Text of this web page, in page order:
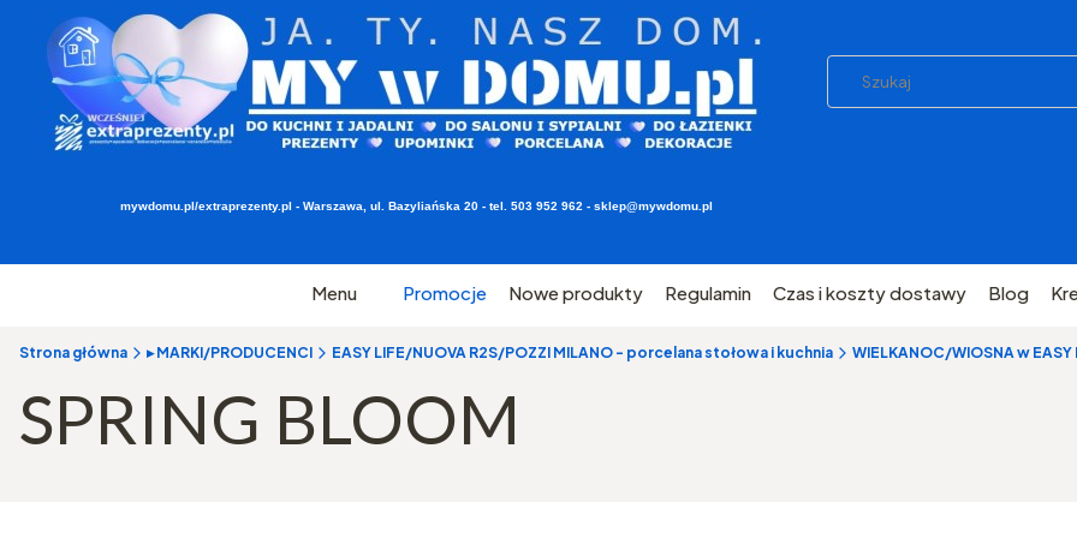
mywdomu.pl/extraprezenty.pl - Warszawa, ul. Bazyliańska 20 - tel. 503 952 962 - sklep@mywdomu.pl
Menu Promocje Nowe produkty Regulamin Czas i koszty dostawy Blog
Strona główna ▸ MARKI/PRODUCENCI EASY LIFE/NUOVA R2S/POZZI MILANO - porcelana stołowa i kuchnia WIELKANOC/WIOSNA w EASY
SPRING BLOOM